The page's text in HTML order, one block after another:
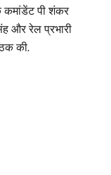
कमांडेंट पी शंकर
और रेल प्रभारी
की.